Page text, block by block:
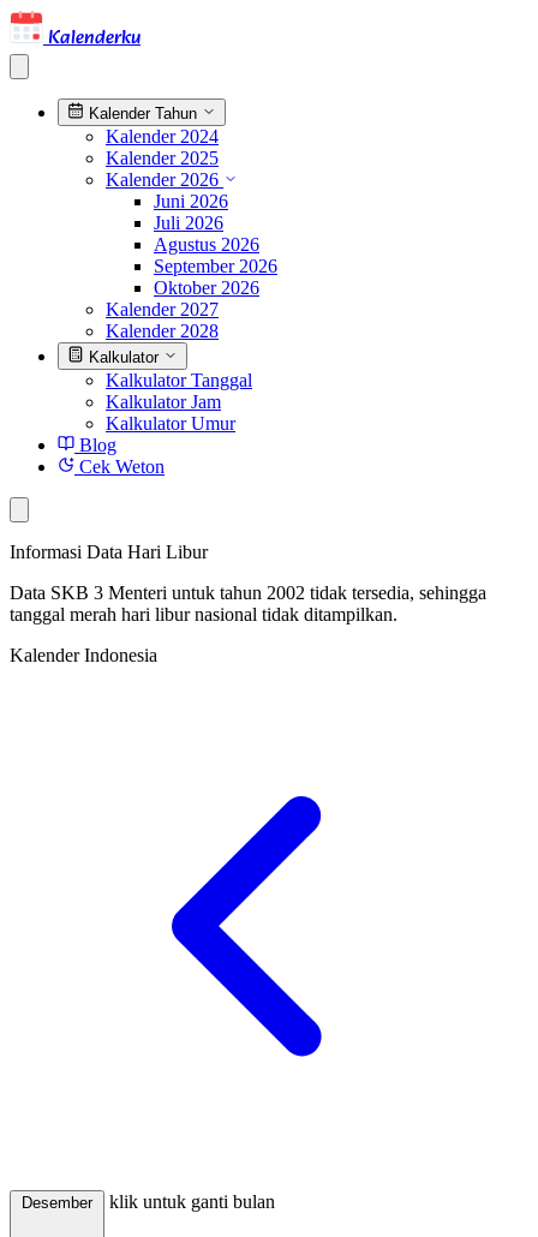
Kalenderku
Kalender Tahun
Kalender 2024
Kalender 2025
Kalender 2026
Juni 2026
Juli 2026
Agustus 2026
September 2026
Oktober 2026
Kalender 2027
Kalender 2028
Kalkulator
Kalkulator Tanggal
Kalkulator Jam
Kalkulator Umur
Blog
Cek Weton
Informasi Data Hari Libur
Data SKB 3 Menteri untuk tahun 2002 tidak tersedia, sehingga
tanggal merah hari libur nasional tidak ditampilkan.
Kalender Indonesia
Desember klik untuk ganti bulan